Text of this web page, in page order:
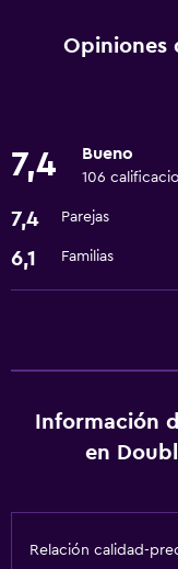
Centro de negocios
Servicio de
Recepción 24 horas
Comedor
Nevera
Cafetería
Wifi
Opiniones
7,4 Bueno
106
7,4 Parejas
6,1 Familias
Información
en
Relación calidad-